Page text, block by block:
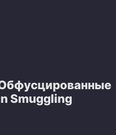
Обфусцированные
Smuggling